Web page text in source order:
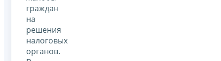
граждан
на
решения
налоговых
органов.